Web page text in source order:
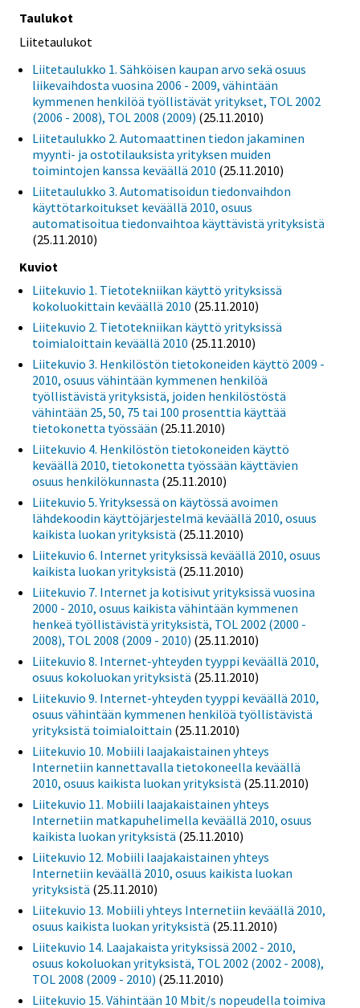
Taulukot
Liitetaulukot
Liitetaulukko 1. Sähköisen kaupan arvo sekä osuus
liikevaihdosta vuosina 2006 - 2009, vähintään
kymmenen henkilöä työllistävät yritykset, TOL 2002
(2006 - 2008), TOL 2008 (2009) (25.11.2010)
Liitetaulukko 2. Automaattinen tiedon jakaminen
myynti- ja ostotilauksista yrityksen muiden
toimintojen kanssa keväällä 2010 (25.11.2010)
Liitetaulukko 3. Automatisoidun tiedonvaihdon
käyttötarkoitukset keväällä 2010, osuus
automatisoitua tiedonvaihtoa käyttävistä yrityksistä
(25.11.2010)
Kuviot
Liitekuvio 1. Tietotekniikan käyttö yrityksissä
kokoluokittain keväällä 2010 (25.11.2010)
Liitekuvio 2. Tietotekniikan käyttö yrityksissä
toimialoittain keväällä 2010 (25.11.2010)
Liitekuvio 3. Henkilöstön tietokoneiden käyttö 2009 -
2010, osuus vähintään kymmenen henkilöä
työllistävistä yrityksistä, joiden henkilöstöstä
vähintään 25, 50, 75 tai 100 prosenttia käyttää
tietokonetta työssään (25.11.2010)
Liitekuvio 4. Henkilöstön tietokoneiden käyttö
keväällä 2010, tietokonetta työssään käyttävien
osuus henkilökunnasta (25.11.2010)
Liitekuvio 5. Yrityksessä on käytössä avoimen
lähdekoodin käyttöjärjestelmä keväällä 2010, osuus
kaikista luokan yrityksistä (25.11.2010)
Liitekuvio 6. Internet yrityksissä keväällä 2010, osuus
kaikista luokan yrityksistä (25.11.2010)
Liitekuvio 7. Internet ja kotisivut yrityksissä vuosina
2000 - 2010, osuus kaikista vähintään kymmenen
henkeä työllistävistä yrityksistä, TOL 2002 (2000 -
2008), TOL 2008 (2009 - 2010) (25.11.2010)
Liitekuvio 8. Internet-yhteyden tyyppi keväällä 2010,
osuus kokoluokan yrityksistä (25.11.2010)
Liitekuvio 9. Internet-yhteyden tyyppi keväällä 2010,
osuus vähintään kymmenen henkilöä työllistävistä
yrityksistä toimialoittain (25.11.2010)
Liitekuvio 10. Mobiili laajakaistainen yhteys
Internetiin kannettavalla tietokoneella keväällä
2010, osuus kaikista luokan yrityksistä (25.11.2010)
Liitekuvio 11. Mobiili laajakaistainen yhteys
Internetiin matkapuhelimella keväällä 2010, osuus
kaikista luokan yrityksistä (25.11.2010)
Liitekuvio 12. Mobiili laajakaistainen yhteys
Internetiin keväällä 2010, osuus kaikista luokan
yrityksistä (25.11.2010)
Liitekuvio 13. Mobiili yhteys Internetiin keväällä 2010,
osuus kaikista luokan yrityksistä (25.11.2010)
Liitekuvio 14. Laajakaista yrityksissä 2002 - 2010,
osuus kokoluokan yrityksistä, TOL 2002 (2002 - 2008),
TOL 2008 (2009 - 2010) (25.11.2010)
Liitekuvio 15. Vähintään 10 Mbit/s nopeudella toimiva